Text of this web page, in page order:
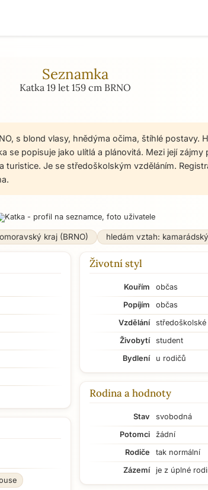
Seznamka
Katka 19 let 159 cm BRNO
s blond vlasy, hnědýma očima, štíhlé postavy.
se popisuje jako ulítlá a plánovitá. Mezi její zájmy
turistice. Je se středoškolským vzděláním.
kraj (BRNO) hledám vztah: kamarádský
Životní styl
Kouřím
občas
Popíjím
občas
Vzdělání
středoškolské
Živobytí
student
Bydlení
u rodičů
Rodina a hodnoty
Stav
svobodná
Potomci
žádní
Rodiče
tak normální
Zázemí
je z úplné